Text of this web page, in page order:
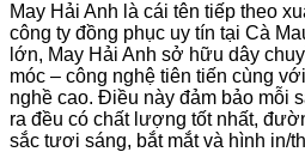
May Hải Anh là cái tên tiếp theo
công ty đồng phục uy tín tại Cà
lớn, May Hải Anh sở hữu dây
móc – công nghệ tiên tiến cùng
nghề cao. Điều này đảm bảo mỗi
ra đều có chất lượng tốt nhất,
sắc tươi sáng, bắt mắt và hình in/